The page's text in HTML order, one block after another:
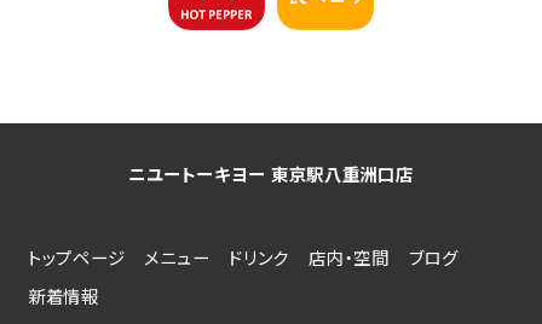
ニユートーキヨー 東京駅八重洲口店
トップページ メニュー ドリンク 店内・空間
ブログ
新着情報